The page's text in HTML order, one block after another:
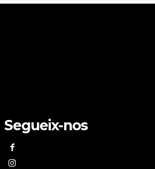
Segueix-nos